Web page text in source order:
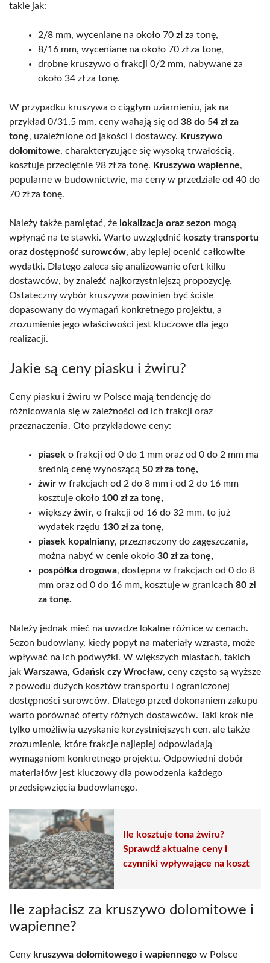
takie jak:
2/8 mm, wyceniane na około 70 zł za tonę,
8/16 mm, wyceniane na około 70 zł za tonę,
drobne kruszywo o frakcji 0/2 mm, nabywane za
około 34 zł za tonę.
W przypadku kruszywa o ciągłym uziarnieniu, jak na
przykład 0/31,5 mm, ceny wahają się od 38 do 54 zł za
tonę, uzależnione od jakości i dostawcy. Kruszywo
dolomitowe, charakteryzujące się wysoką trwałością,
kosztuje przeciętnie 98 zł za tonę. Kruszywo wapienne,
popularne w budownictwie, ma ceny w przedziale od 40 do
70 zł za tonę.
Należy także pamiętać, że lokalizacja oraz sezon mogą
wpłynąć na te stawki. Warto uwzględnić koszty transportu
oraz dostępność surowców, aby lepiej ocenić całkowite
wydatki. Dlatego zaleca się analizowanie ofert kilku
dostawców, by znaleźć najkorzystniejszą propozycję.
Ostateczny wybór kruszywa powinien być ściśle
dopasowany do wymagań konkretnego projektu, a
zrozumienie jego właściwości jest kluczowe dla jego
realizacji.
Jakie są ceny piasku i żwiru?
Ceny piasku i żwiru w Polsce mają tendencję do
różnicowania się w zależności od ich frakcji oraz
przeznaczenia. Oto przykładowe ceny:
piasek o frakcji od 0 do 1 mm oraz od 0 do 2 mm ma
średnią cenę wynoszącą 50 zł za tonę,
żwir w frakcjach od 2 do 8 mm i od 2 do 16 mm
kosztuje około 100 zł za tonę,
większy żwir, o frakcji od 16 do 32 mm, to już
wydatek rzędu 130 zł za tonę,
piasek kopalniany, przeznaczony do zagęszczania,
można nabyć w cenie około 30 zł za tonę,
pospółka drogowa, dostępna w frakcjach od 0 do 8
mm oraz od 0 do 16 mm, kosztuje w granicach 80 zł
za tonę.
Należy jednak mieć na uwadze lokalne różnice w cenach.
Sezon budowlany, kiedy popyt na materiały wzrasta, może
wpływać na ich podwyżki. W większych miastach, takich
jak Warszawa, Gdańsk czy Wrocław, ceny często są wyższe
z powodu dużych kosztów transportu i ograniczonej
dostępności surowców. Dlatego przed dokonaniem zakupu
warto porównać oferty różnych dostawców. Taki krok nie
tylko umożliwia uzyskanie korzystniejszych cen, ale także
zrozumienie, które frakcje najlepiej odpowiadają
wymaganiom konkretnego projektu. Odpowiedni dobór
materiałów jest kluczowy dla powodzenia każdego
przedsięwzięcia budowlanego.
Ile kosztuje tona żwiru?
Sprawdź aktualne ceny i
czynniki wpływające na koszt
Ile zapłacisz za kruszywo dolomitowe i
wapienne?
Ceny kruszywa dolomitowego i wapiennego w Polsce